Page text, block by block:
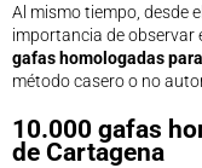
Al mismo tiempo, desde
importancia de observar
gafas homologadas
método casero o no
10.000 gafas
de Cartagena